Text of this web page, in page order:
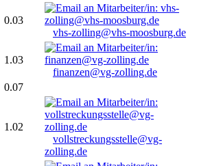
0.03
vhs-zolling@vhs-moosburg.de
1.03
finanzen@vg-zolling.de
0.07
1.02
vollstreckungsstelle@vg-
zolling.de